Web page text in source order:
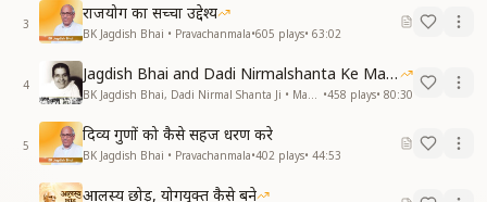
3
राजयोग का सच्चा उद्देश्य
BK Jagdish Bhai • Pravachanmala•605 plays• 63:02
4
Jagdish Bhai and Dadi Nirmalshanta Ke Mamma Ke Saath Ke Anubhav
•458 plays• 80:30
5
दिव्य गुणों को कैसे सहज धरण करे
BK Jagdish Bhai • Pravachanmala•402 plays• 44:53
आलस्य छोड़, योगयुक्त कैसे बने